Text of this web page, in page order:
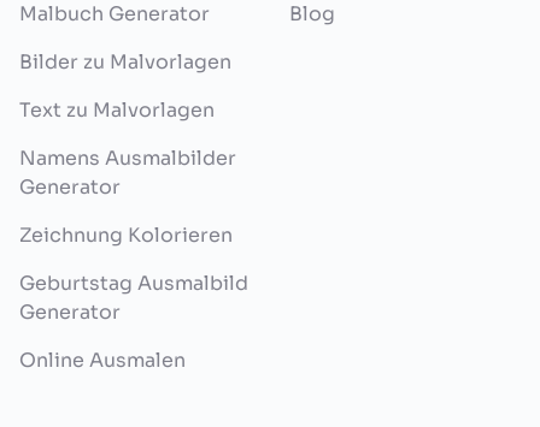
Malbuch Generator
Bilder zu Malvorlagen
Text zu Malvorlagen
Namens Ausmalbilder
Generator
Zeichnung Kolorieren
Geburtstag Ausmalbild
Generator
Online Ausmalen
Blog